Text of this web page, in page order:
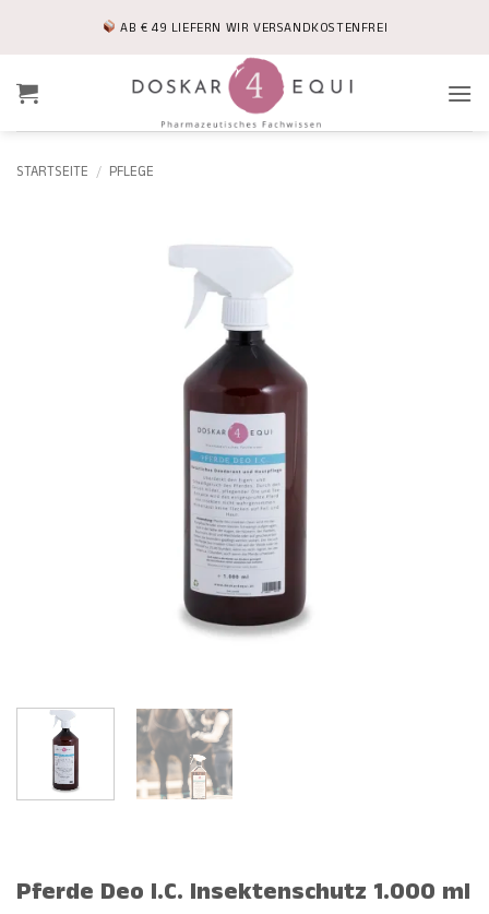
AB € 49 LIEFERN WIR VERSANDKOSTENFREI
STARTSEITE / PFLEGE
Pferde Deo I.C. Insektenschutz 1.000 ml